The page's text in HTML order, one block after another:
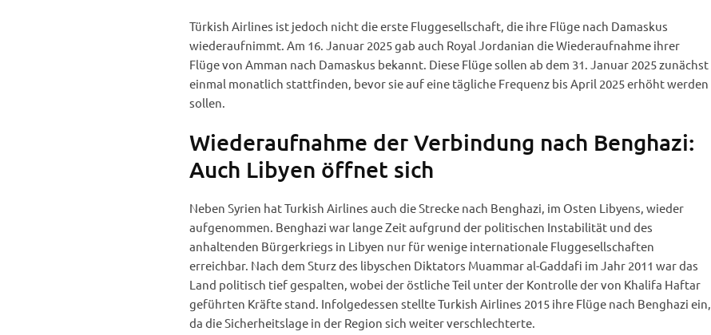
Türkish Airlines ist jedoch nicht die erste Fluggesellschaft, die ihre Flüge nach Damaskus
wiederaufnimmt. Am 16. Januar 2025 gab auch Royal Jordanian die Wiederaufnahme ihrer
Flüge von Amman nach Damaskus bekannt. Diese Flüge sollen ab dem 31. Januar 2025 zunächst
einmal monatlich stattfinden, bevor sie auf eine tägliche Frequenz bis April 2025 erhöht werden
sollen.
Wiederaufnahme der Verbindung nach Benghazi:
Auch Libyen öffnet sich
Neben Syrien hat Turkish Airlines auch die Strecke nach Benghazi, im Osten Libyens, wieder
aufgenommen. Benghazi war lange Zeit aufgrund der politischen Instabilität und des
anhaltenden Bürgerkriegs in Libyen nur für wenige internationale Fluggesellschaften
erreichbar. Nach dem Sturz des libyschen Diktators Muammar al-Gaddafi im Jahr 2011 war das
Land politisch tief gespalten, wobei der östliche Teil unter der Kontrolle der von Khalifa Haftar
geführten Kräfte stand. Infolgedessen stellte Turkish Airlines 2015 ihre Flüge nach Benghazi ein,
da die Sicherheitslage in der Region sich weiter verschlechterte.